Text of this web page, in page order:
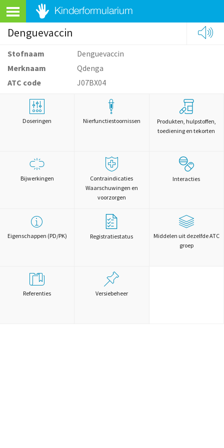
Denguevaccin
Stofnaam
Denguevaccin
Merknaam
Qdenga
ATC code
J07BX04
Doseringen Nierfunctiestoornissen
Produkten, hulpstoffen,
toediening en tekorten
Bijwerkingen
Contraindicaties
Waarschuwingen en
voorzorgen
Interacties
Eigenschappen (PD/PK) Registratiestatus
Middelen uit dezelfde ATC
groep
Referenties Versiebeheer